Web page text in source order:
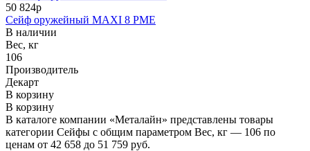
50 824р
Сейф оружейный MAXI 8 PME
В наличии
Вес, кг
106
Производитель
Декарт
В корзину
В корзину
В каталоге компании «Металайн» представлены товары
категории Сейфы с общим параметром Вес, кг — 106 по
ценам от 42 658 до 51 759 руб.